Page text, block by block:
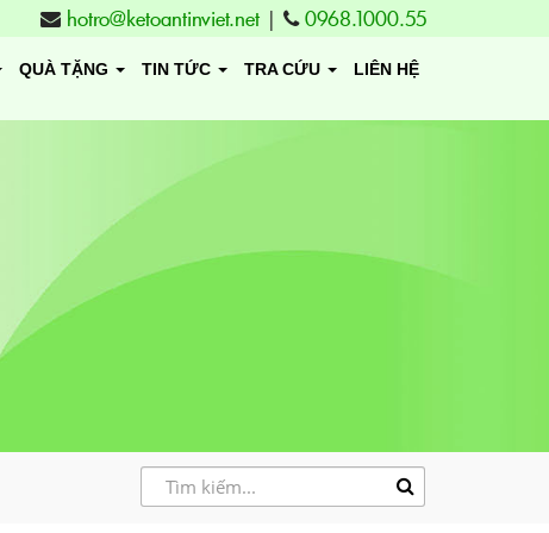
hotro@ketoantinviet.net | 0968.1000.55
QUÀ TẶNG TIN TỨC TRA CỨU LIÊN HỆ